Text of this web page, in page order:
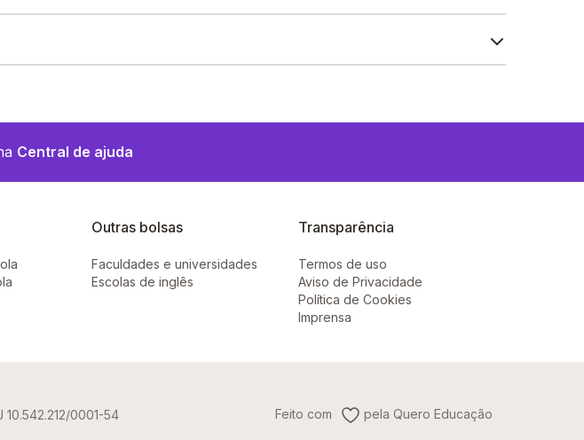
você.
Central de ajuda
Outras bolsas
Faculdades e universidades
Escolas de inglês
Transparência
Termos de uso
Aviso de Privacidade
Política de Cookies
Imprensa
0001-54 Feito com pela Quero Educação